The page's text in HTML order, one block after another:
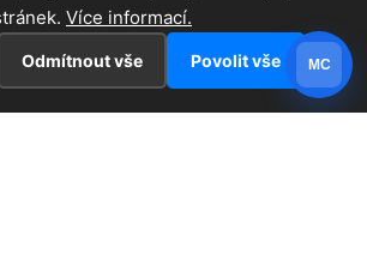
Více informací.
Odmítnout vše Povolit vše MC